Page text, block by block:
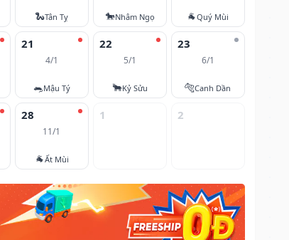
🐍Tân Tỵ 🐎Nhâm Ngọ 🐐Quý Mùi
21
4/1
🐀Mậu Tý
22
5/1
🐂Kỷ Sửu
23
6/1
🐅Canh Dần
28
11/1
🐐Ất Mùi
1 2